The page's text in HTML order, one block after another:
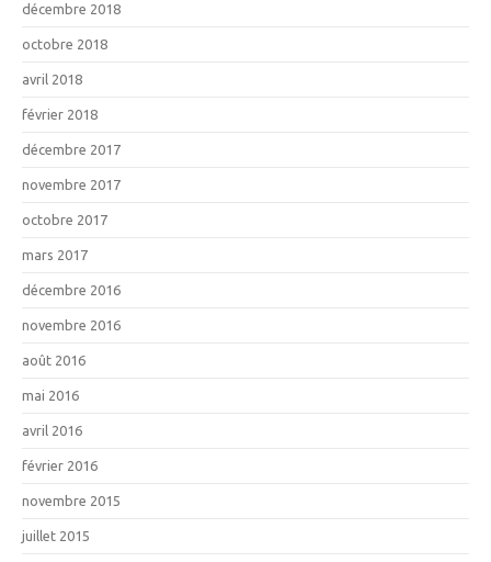
décembre 2018
octobre 2018
avril 2018
février 2018
décembre 2017
novembre 2017
octobre 2017
mars 2017
décembre 2016
novembre 2016
août 2016
mai 2016
avril 2016
février 2016
novembre 2015
juillet 2015